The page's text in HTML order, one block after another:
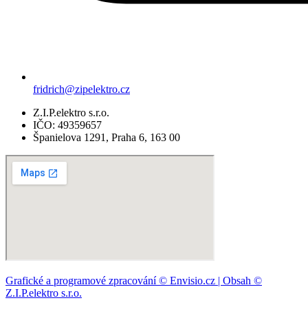
fridrich@zipelektro.cz
Z.I.P.elektro s.r.o.
IČO: 49359657
Španielova 1291, Praha 6, 163 00​
Grafické a programové zpracování © Envisio.cz | Obsah ©
Z.I.P.elektro s.r.o.